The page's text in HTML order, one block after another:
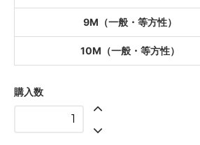
8M（一般
56,620円(
9M（一
9M（一般・等方性）
10M（一般・等方性）
購入数